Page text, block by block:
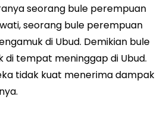
seorang bule perempuan
seorang bule perempuan
di Ubud. Demikian bule
di tempat meninggap di Ubud.
tidak kuat menerima dampak